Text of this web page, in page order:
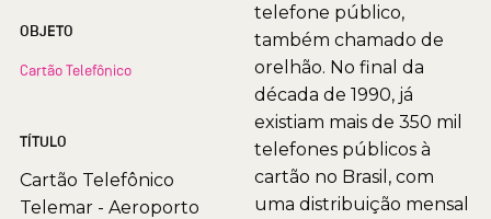
OBJETO
Cartão Telefônico
TÍTULO
Cartão Telefônico
Telemar - Aeroporto
telefone público,
também chamado de
orelhão. No final da
década de 1990, já
existiam mais de 350 mil
telefones públicos à
cartão no Brasil, com
uma distribuição mensal